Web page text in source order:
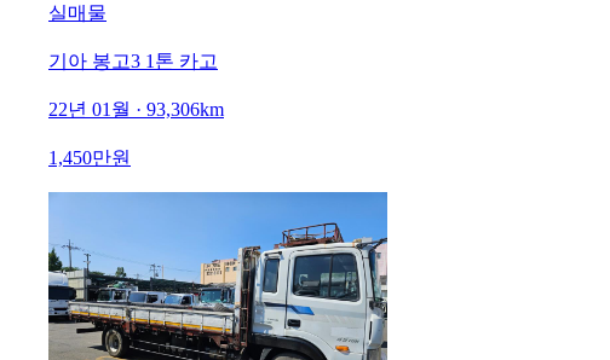
실매물
기아 봉고3 1톤 카고
22년 01월 · 93,306km
1,450만원